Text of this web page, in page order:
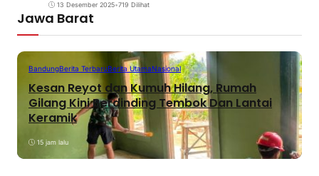
13 Desember 2025•719 Dilihat
Jawa Barat
BandungBerita TerbaruBerita UtamaNasional
Kesan Reyot dan Kumuh Hilang, Rumah
Gilang Kini Berdinding Tembok Dan Lantai
Keramik
15 jam lalu